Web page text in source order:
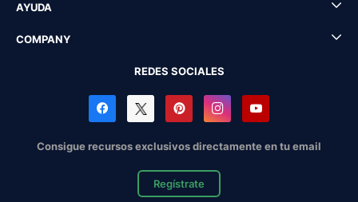
AYUDA
COMPANY
REDES SOCIALES
Consigue recursos exclusivos directamente en tu email
Regístrate